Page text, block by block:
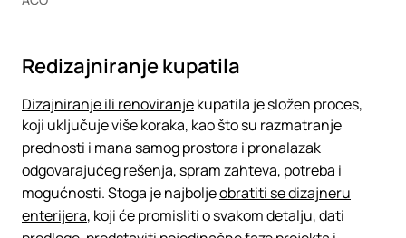
Redizajniranje kupatila
Dizajniranje ili renoviranjekupatila je složen proces,
koji uključuje više koraka, kao što su razmatranje
prednosti i mana samog prostora i pronalazak
odgovarajućeg rešenja, spram zahteva, potreba i
mogućnosti. Stoga je najboljeobratiti se dizajneru
enterijera, koji će promisliti o svakom detalju, dati